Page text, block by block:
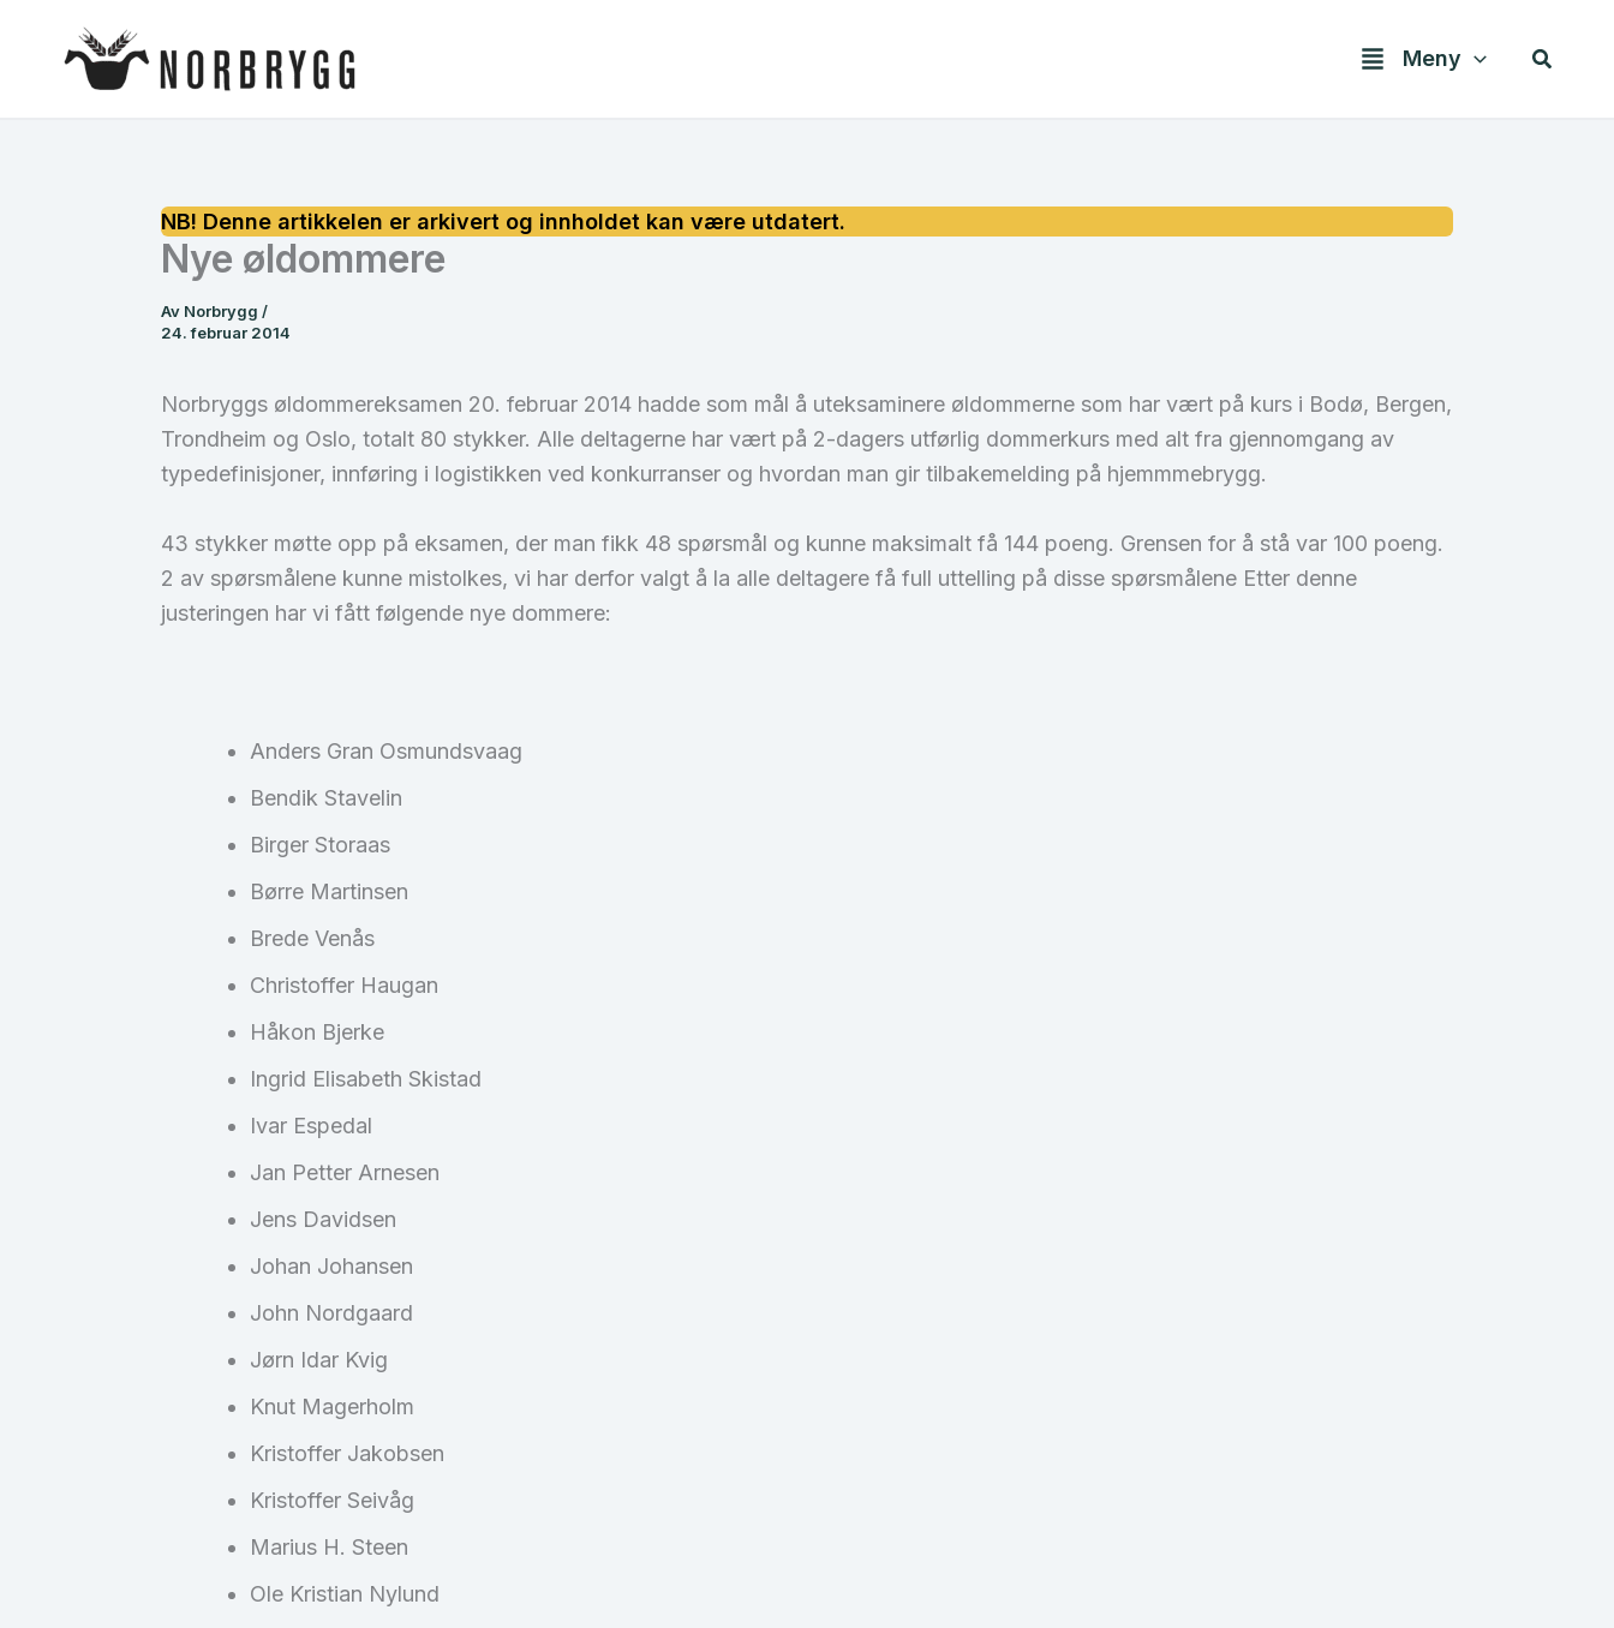
Meny Søk
Nye øldommere
Av Norbrygg /
24. februar 2014
Norbryggs øldommereksamen 20. februar 2014 hadde som mål å uteksaminere øldommerne som har vært på kurs i Bodø, Bergen,
Trondheim og Oslo, totalt 80 stykker. Alle deltagerne har vært på 2-dagers utførlig dommerkurs med alt fra gjennomgang av
typedefinisjoner, innføring i logistikken ved konkurranser og hvordan man gir tilbakemelding på hjemmmebrygg.
43 stykker møtte opp på eksamen, der man fikk 48 spørsmål og kunne maksimalt få 144 poeng. Grensen for å stå var 100 poeng.
2 av spørsmålene kunne mistolkes, vi har derfor valgt å la alle deltagere få full uttelling på disse spørsmålene Etter denne
justeringen har vi fått følgende nye dommere:
Anders Gran Osmundsvaag
Bendik Stavelin
Birger Storaas
Børre Martinsen
Brede Venås
Christoffer Haugan
Håkon Bjerke
Ingrid Elisabeth Skistad
Ivar Espedal
Jan Petter Arnesen
Jens Davidsen
Johan Johansen
John Nordgaard
Jørn Idar Kvig
Knut Magerholm
Kristoffer Jakobsen
Kristoffer Seivåg
Marius H. Steen
Ole Kristian Nylund